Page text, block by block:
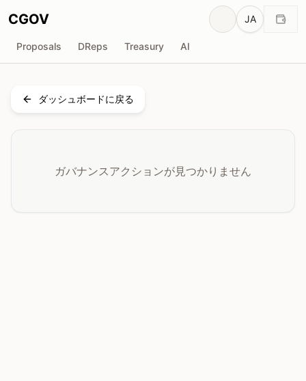
CGOV JA
Proposals DReps Treasury AI
ダッシュボードに戻る
ガバナンスアクションが見つかりません